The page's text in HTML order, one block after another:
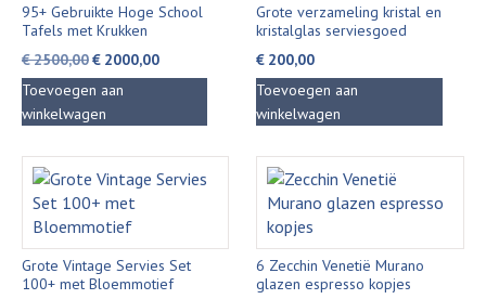
95+ Gebruikte Hoge School
Tafels met Krukken
€2500,00Oorspronkelijke
prijs
€ 2500,00.
€ 2000,00Huidige
prijs
€ 2000,00.
Toevoegen aan
winkelwagen
Grote verzameling kristal en
kristalglas serviesgoed
€ 200,00
Toevoegen aan
winkelwagen
Grote Vintage Servies Set
100+ met Bloemmotief
6 Zecchin Venetië Murano
glazen espresso kopjes